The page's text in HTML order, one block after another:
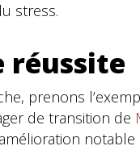
stress.
réussite
prenons
de transition de